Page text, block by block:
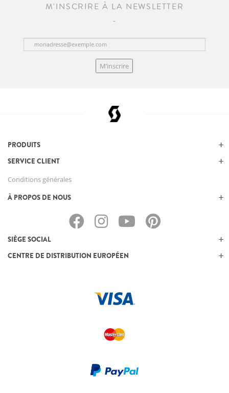
M'INSCRIRE À LA NEWSLETTER
M’inscrire
PRODUITS
SERVICE CLIENT
Conditions générales
À PROPOS DE NOUS
SIÈGE SOCIAL
CENTRE DE DISTRIBUTION EUROPÉEN